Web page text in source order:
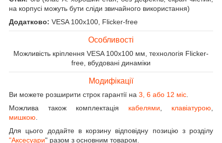
на корпусі можуть бути сліди звичайного використання)
Додатково: VESA 100x100, Flicker-free
Особливості
Можливість кріплення VESA 100x100 мм, технологія Flicker-
free, вбудовані динаміки
Модифікації
Ви можете розширити строк гарантії на 3, 6 або 12 міс
Можлива також комплектація кабелями клавіатурою
мишкою
Для цього додайте в корзину відповідну позицію з розділу
"Аксесуари" разом з основним товаром.